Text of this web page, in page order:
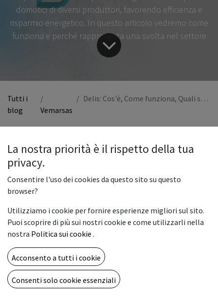
domotici di diversi produttori, favorendo efficienza e
risparmio energetico. In questo articolo vedremo come
funziona e perché rappresenta una svolta nel settore
Tutti i
blog
Vemarsas
Delis: Cos'è, Come funziona, Quali sono i vantaggi
Introduzione
La visione di Delis: unificare il mondo della domotica
Come funziona Delis: dal marketplace alle scene intelligenti
I vantaggi di Delis e la transizione ecologica 5.0
Conclusioni
Introduzione
Hai mai desiderato controllare tutti i tuoi dispositivi smart da
La nostra priorità è il rispetto della tua
privacy.
Consentire l'uso dei cookies da questo sito su questo
browser?
Utilizziamo i cookie per fornire esperienze migliori sul sito.
Puoi scoprire di più sui nostri cookie e come utilizzarli nella
nostra Politica sui cookie .
Acconsento a tutti i cookie
Consenti solo cookie essenziali